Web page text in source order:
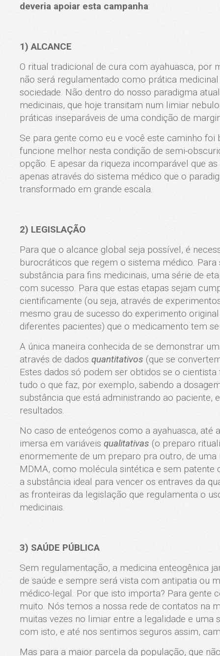
deveria apoiar esta campanha:
1) ALCANCE
O ritual tradicional de cura com ayahuasca, por
não será regulamentado como prática
sociedade. Não dentro do nosso paradigma
medicinais, que hoje transitam num limiar
práticas inseparáveis de uma condição de
Se para gente como eu e você este caminho foi
funcione melhor nesta condição de semi-
opção. E apesar da riqueza incomparável que
apenas através do sistema médico que o
transformado em grande escala.
2) LEGISLAÇÃO
Para que o alcance global seja possível, é
burocráticos que regem o sistema médico.
substância para fins medicinais, uma série de
com sucesso. Para que estas etapas sejam
cientificamente (ou seja, através de
mesmo grau de sucesso do experimento
diferentes pacientes) que o medicamento tem
A única maneira conhecida de se demonstrar
através de dados quantitativos (que se
Estes dados só podem ser obtidos se o
tudo o que faz, por exemplo, sabendo a
substância que está administrando ao paciente,
resultados.
No caso de enteógenos como a ayahuasca, até
imersa em variáveis qualitativas (o preparo
enormemente de um preparo pra outro, de
MDMA, como molécula sintética e sem patente
a substância ideal para vencer os entraves da
as fronteiras da legislação que regulamenta o
medicinais.
3) SAÚDE PÚBLICA
Sem regulamentação, a medicina enteogênica
de saúde e sempre será vista com antipatia ou
médico-legal. Por que isto importa? Para gente
muito. Nós temos a nossa rede de contatos na
muitas vezes no limiar entre a legalidade e uma
com isto, e até nos sentimos seguros assim,
Mas para a maior parcela da população, que